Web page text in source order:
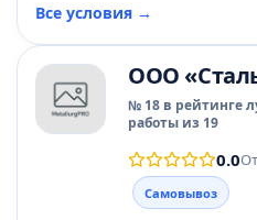
Все условия →
ООО
№ 18 в рейтинге
работы из 19
0.0
Самовывоз